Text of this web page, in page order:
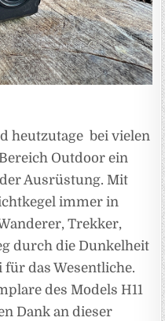
heutzutage bei vielen
Outdoor ein
Ausrüstung. Mit
immer in
Trekker,
durch die Dunkelheit
für das Wesentliche.
des Models H11
Dank an dieser